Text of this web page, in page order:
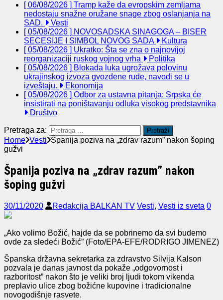
[ 06/08/2026 ] Tramp kaže da evropskim zemljama
nedostaju snažne oružane snage zbog oslanjanja na
SAD.
Vesti
[ 05/08/2026 ] NOVOSADSKA SINAGOGA – BISER
SECESIJE I SIMBOL NOVOG SADA
Kultura
[ 05/08/2026 ] Ukratko: Šta se zna o najnovijoj
reorganizaciji ruskog vojnog vrha
Politika
[ 05/08/2026 ] Blokada luka ugrožava polovinu
ukrajinskog izvoza gvozdene rude, navodi se u
izveštaju.
Ekonomija
[ 05/08/2026 ] Odbor za ustavna pitanja: Srpska će
insistirati na poništavanju odluka visokog predstavnika
Društvo
Pretraga za:
Home Vesti Španija poziva na „zdrav razum” nakon šoping
gužvi
Španija poziva na „zdrav razum” nakon
šoping gužvi
30/11/2020 Redakcija BALKAN TV Vesti, Vesti iz sveta 0
„Ako volimo Božić, hajde da se pobrinemo da svi budemo
ovde za sledeći Božić” (Foto/EPA-EFE/RODRIGO JIMENEZ)
Španska državna sekretarka za zdravstvo Silvija Kalson
pozvala je danas javnost da pokaže „odgovornost i
razboritost” nakon što je veliki broj ljudi tokom vikenda
preplavio ulice zbog božićne kupovine i tradicionalne
novogodišnje rasvete.